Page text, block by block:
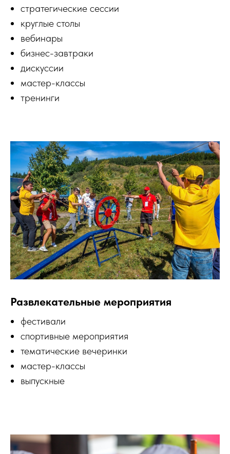
cтратегические сессии
круглые столы
вебинары
бизнес-завтраки
дискуссии
мастер-классы
тренинги
Развлекательные мероприятия
фестивали
спортивные мероприятия
тематические вечеринки
мастер-классы
выпускные